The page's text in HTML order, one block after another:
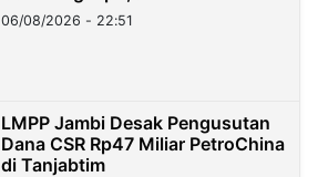
06/08/2026 - 22:51
LMPP Jambi Desak Pengusutan
Dana CSR Rp47 Miliar PetroChina
di Tanjabtim